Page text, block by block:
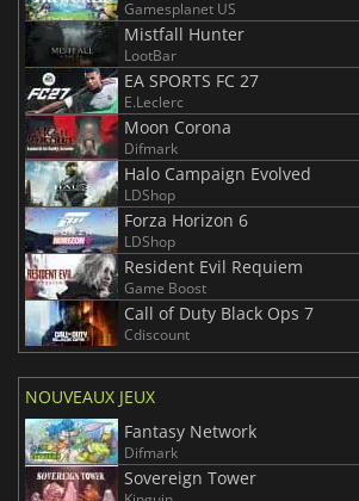
Gamesplanet US
Mistfall Hunter
LootBar
EA SPORTS FC 27
E.Leclerc
Moon Corona
Difmark
Halo Campaign Evolved
LDShop
Forza Horizon 6
LDShop
Resident Evil Requiem
Game Boost
Call of Duty Black Ops 7
Cdiscount
NOUVEAUX JEUX
Fantasy Network
Difmark
Sovereign Tower